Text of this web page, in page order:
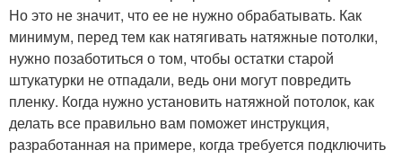
Но это не значит, что ее не нужно обрабатывать. Как
минимум, перед тем как натягивать натяжные потолки,
нужно позаботиться о том, чтобы остатки старой
штукатурки не отпадали, ведь они могут повредить
пленку. Когда нужно установить натяжной потолок, как
делать все правильно вам поможет инструкция,
разработанная на примере, когда требуется подключить